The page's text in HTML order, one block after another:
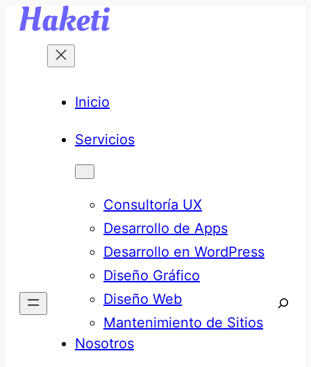
Saltar
contenido
Inicio
Servicios
Consultoría UX
Desarrollo de Apps
Desarrollo en WordPress
Diseño Gráfico
Diseño Web
Mantenimiento de Sitios
Nosotros